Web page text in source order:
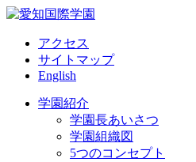
アクセス
サイトマップ
English
学園紹介
学園長あいさつ
学園組織図
5つのコンセプト